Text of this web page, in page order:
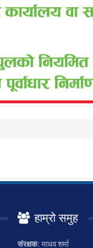
हाम्रो समुह
संरक्षक: माधव शर्मा